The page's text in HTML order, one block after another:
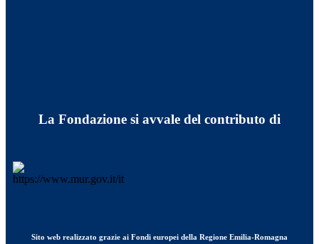
La Fondazione si avvale del contributo di
Sito web realizzato grazie ai Fondi europei della Regione Emilia-Romagna